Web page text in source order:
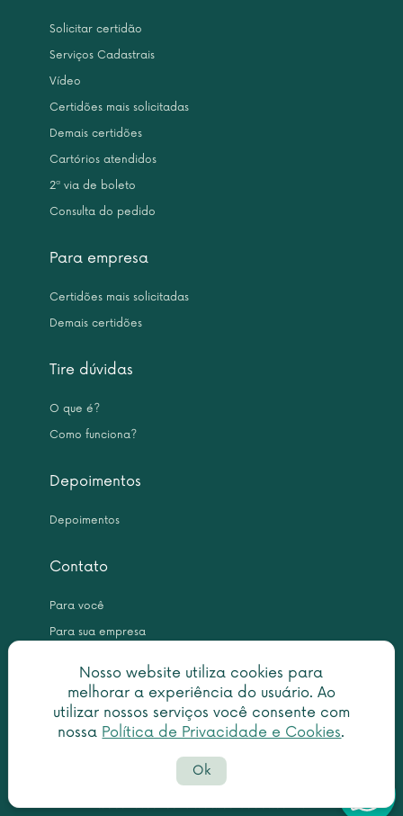
Nosso website utiliza cookies para
melhorar a experiência do usuário. Ao
utilizar nossos serviços você consente com
nossa Política de Privacidade e Cookies.
Ok
Solicitar certidão
Serviços Cadastrais
Vídeo
Certidões mais solicitadas
Demais certidões
Cartórios atendidos
2ª via de boleto
Consulta do pedido
Para empresa
Certidões mais solicitadas
Demais certidões
Tire dúvidas
O que é?
Como funciona?
Depoimentos
Depoimentos
Contato
Para você
Para sua empresa
Copyright © 2026 Leme Inteligência Forense 10.999.476/0001-31. All
rights reserved.
Política de privacidade|Termo de utilização
faleconosco@centraldascertidoes.com.br